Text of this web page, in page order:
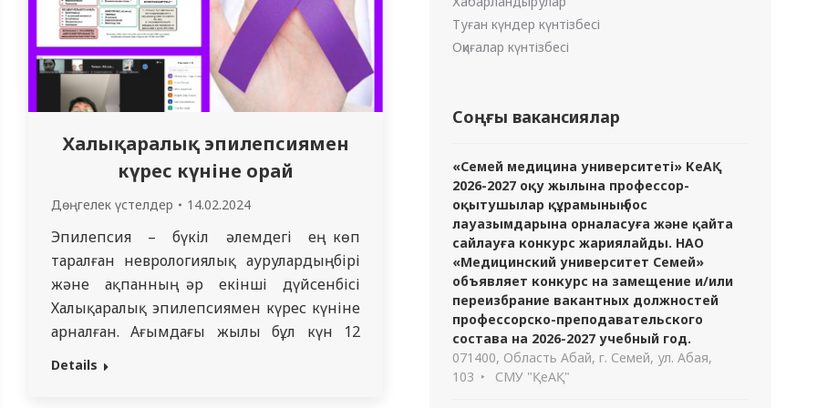
Халықаралық эпилепсиямен
күрес күніне орай
Дөңгелек үстелдер 14.02.2024
Эпилепсия – бүкіл әлемдегі ең көп
таралған неврологиялық аурулардың бірі
және ақпанның әр екінші дүйсенбісі
Халықаралық эпилепсиямен күрес күніне
арналған. Ағымдағы жылы бұл күн 12
ақпанға келіп, бұл күні Семей қаласының
Details
Туған күндер күнтізбесі
Оқиғалар күнтізбесі
Соңғы вакансиялар
«Семей медицина университеті» КеАҚ
2026-2027 оқу жылына профессор-
оқытушылар құрамының бос
лауазымдарына орналасуға және қайта
сайлауға конкурс жариялайды. НАО
«Медицинский университет Семей»
объявляет конкурс на замещение и/или
переизбрание вакантных должностей
профессорско-преподавательского
состава на 2026-2027 учебный год.
071400, Область Абай, г. Семей, ул. Абая,
103
СМУ "ҚеАҚ"